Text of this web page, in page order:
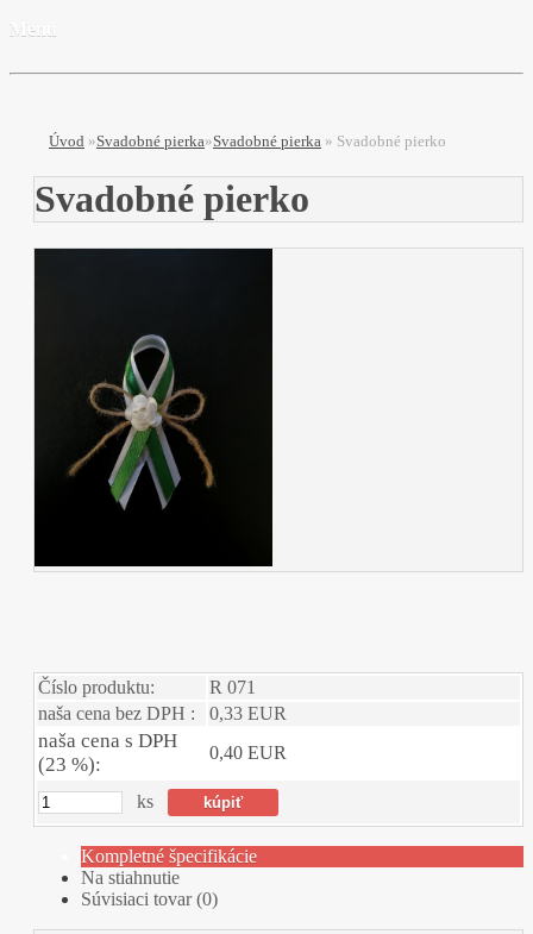
Menu
Úvod »Svadobné pierka»Svadobné pierka » Svadobné pierko
Svadobné pierko
Číslo produktu:
R 071
naša cena bez DPH :
0,33 EUR
naša cena s DPH
(23 %):
0,40 EUR
ks
Kompletné špecifikácie
Na stiahnutie
Súvisiaci tovar (0)